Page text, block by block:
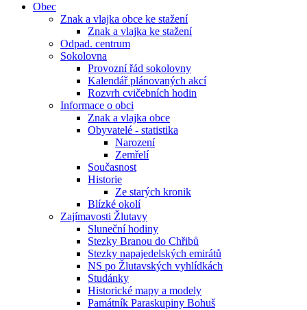
Obec
Znak a vlajka obce ke stažení
Znak a vlajka ke stažení
Odpad. centrum
Sokolovna
Provozní řád sokolovny
Kalendář plánovaných akcí
Rozvrh cvičebních hodin
Informace o obci
Znak a vlajka obce
Obyvatelé - statistika
Narození
Zemřelí
Současnost
Historie
Ze starých kronik
Blízké okolí
Zajímavosti Žlutavy
Sluneční hodiny
Stezky Branou do Chřibů
Stezky napajedelských emirátů
NS po Žlutavských vyhlídkách
Studánky
Historické mapy a modely
Památník Paraskupiny Bohuš